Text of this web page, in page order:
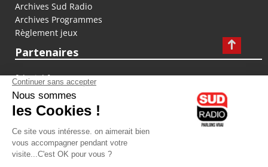
Archives Sud Radio
Archives Programmes
Règlement jeux
Partenaires
fiducial.fr
lyoncapitale.fr
olympique-et-lyonnais.com
L'application Iphone / Android
Téléchargez l'application